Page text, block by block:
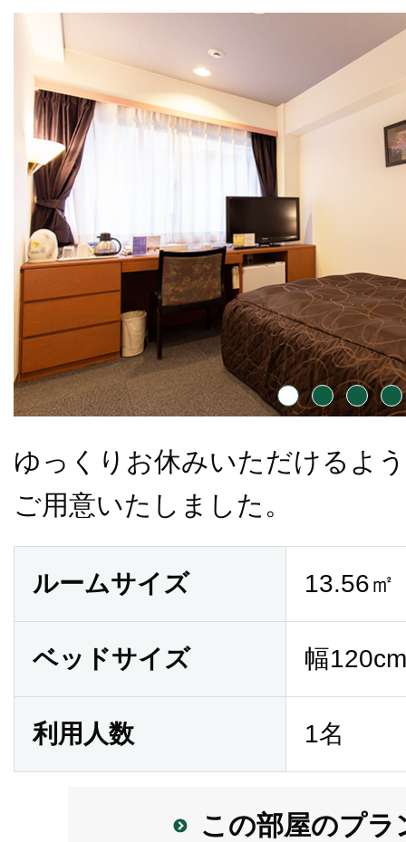
ゆっくりお休みいただけるよ
ご用意いたしました。
ルームサイズ 13.56㎡
ベッドサイズ 幅
利用人数 1名
この部屋のプラ